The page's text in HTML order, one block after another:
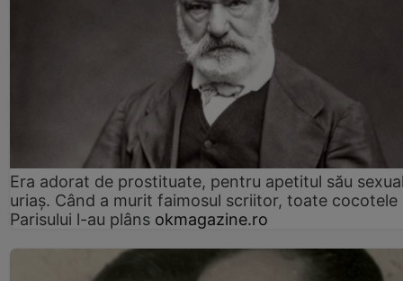
Era adorat de prostituate, pentru apetitul său
uriaș. Când a murit faimosul scriitor, toate cocotele
Parisului l-au plâns okmagazine.ro